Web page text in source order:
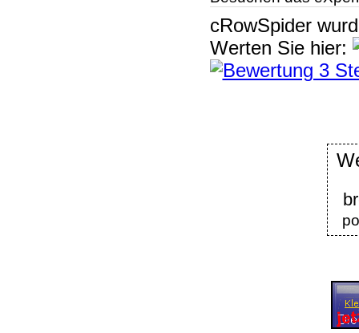
cRowSpider
Werten Sie hier: